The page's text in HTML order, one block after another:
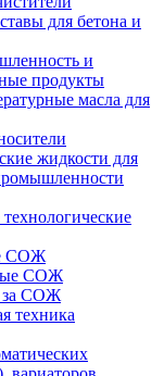
для бетона и
и
продукты
масла для
жидкости для
СОЖ
СОЖ
за СОЖ
техника